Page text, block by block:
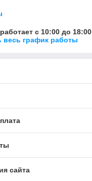
с 10:00 до 18:00
весь график работы
сайта